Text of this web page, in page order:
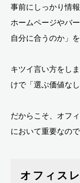
事前にしっかり情
ホームページやバ
自分に合うのか」
キツイ言い方をし
けで「選ぶ価値な
だからこそ、オフ
において重要なので
オフィス